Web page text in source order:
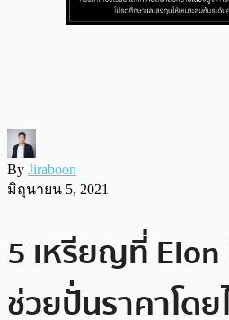
By Jiraboon
มิถุนายน 5, 2021
5 เหรียญที่ Elon
ช่วยปั่นราคาโดย